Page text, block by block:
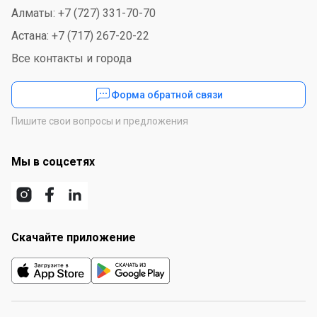
Алматы: +7 (727) 331-70-70
Астана: +7 (717) 267-20-22
Все контакты и города
Форма обратной связи
Пишите свои вопросы и предложения
Мы в соцсетях
Скачайте приложение